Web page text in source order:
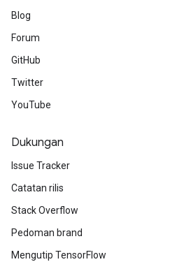
Blog
Forum
GitHub
Twitter
YouTube
Dukungan
Issue Tracker
Catatan rilis
Stack Overflow
Pedoman brand
Mengutip TensorFlow